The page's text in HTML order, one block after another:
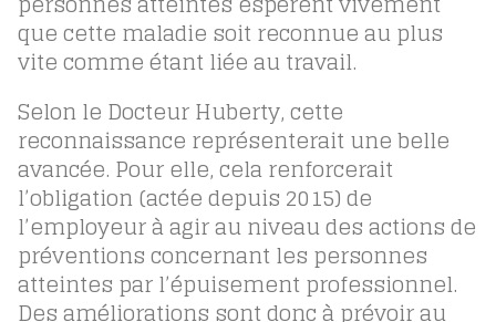
que cette maladie soit reconnue au plus
vite comme étant liée au travail.
Selon le Docteur Huberty, cette
reconnaissance représenterait une belle
avancée. Pour elle, cela renforcerait
l’obligation (actée depuis 2015) de
l’employeur à agir au niveau des actions de
préventions concernant les personnes
atteintes par l’épuisement professionnel.
Des améliorations sont donc à prévoir au